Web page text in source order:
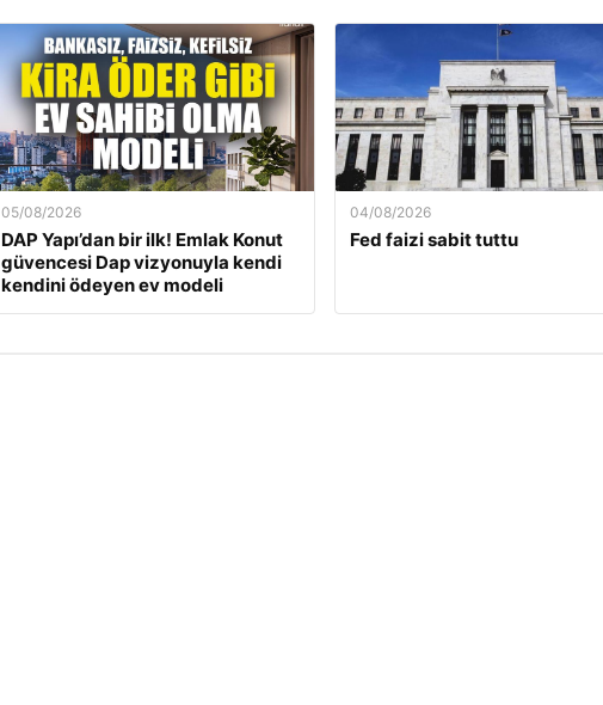
05/08/2026
DAP Yapı’dan bir ilk! Emlak Konut
güvencesi Dap vizyonuyla kendi
kendini ödeyen ev modeli
04/08/2026
Fed faizi sabit tuttu